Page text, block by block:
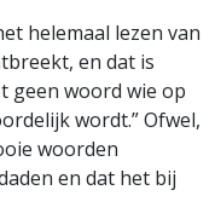
helemaal lezen van
en dat is
geen woord wie op
wordt.” Ofwel,
woorden
en dat het bij